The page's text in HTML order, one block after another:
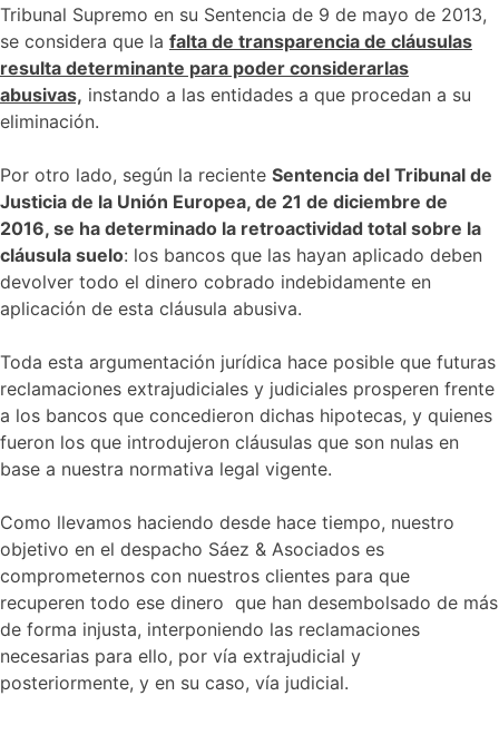
Tribunal Supremo en su Sentencia de 9 de mayo de 2013,
se considera que la falta de transparencia de cláusulas
resulta determinante para poder considerarlas
abusivas, instando a las entidades a que procedan a su
eliminación.
Por otro lado, según la reciente Sentencia del Tribunal de
Justicia de la Unión Europea, de 21 de diciembre de
2016, se ha determinado la retroactividad total sobre la
cláusula suelo: los bancos que las hayan aplicado deben
devolver todo el dinero cobrado indebidamente en
aplicación de esta cláusula abusiva.
Toda esta argumentación jurídica hace posible que futuras
reclamaciones extrajudiciales y judiciales prosperen frente
a los bancos que concedieron dichas hipotecas, y quienes
fueron los que introdujeron cláusulas que son nulas en
base a nuestra normativa legal vigente.
Como llevamos haciendo desde hace tiempo, nuestro
objetivo en el despacho Sáez & Asociados es
comprometernos con nuestros clientes para que
recuperen todo ese dinero que han desembolsado de más
de forma injusta, interponiendo las reclamaciones
necesarias para ello, por vía extrajudicial y
posteriormente, y en su caso, vía judicial.